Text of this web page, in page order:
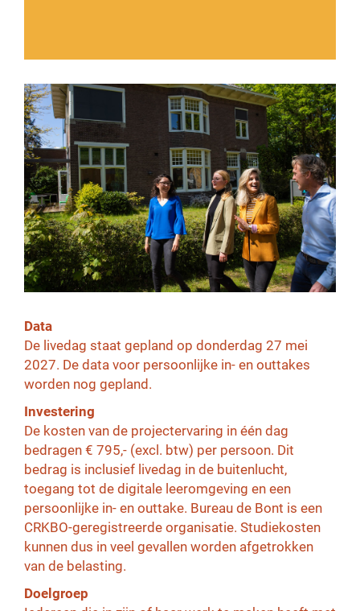
Data
De livedag staat gepland op donderdag 27 mei
2027. De data voor persoonlijke in- en outtakes
worden nog gepland.
Investering
De kosten van de projectervaring in één dag
bedragen € 795,- (excl. btw) per persoon. Dit
bedrag is inclusief livedag in de buitenlucht,
toegang tot de digitale leeromgeving en een
persoonlijke in- en outtake. Bureau de Bont is een
CRKBO-geregistreerde organisatie. Studiekosten
kunnen dus in veel gevallen worden afgetrokken
van de belasting.
Doelgroep